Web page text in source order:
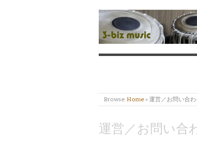
Browse: Home » 運営／お問い合
運営／お問い合